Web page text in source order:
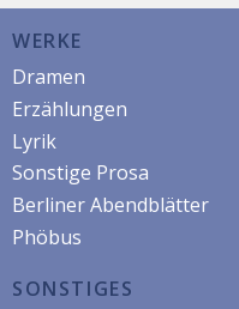
WERKE
Dramen
Erzählungen
Lyrik
Sonstige Prosa
Berliner Abendblätter
Phöbus
SONSTIGES